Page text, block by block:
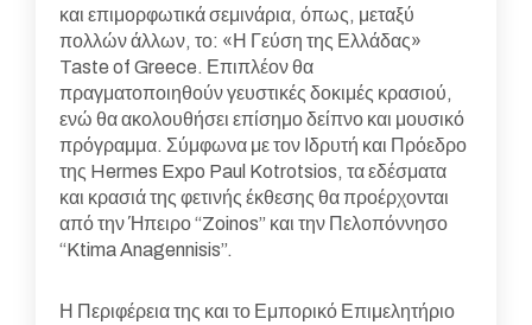
και επιμορφωτικά σεμινάρια, όπως, μεταξύ
πολλών άλλων, το: «Η Γεύση της Ελλάδας»
Taste of Greece. Επιπλέον θα
πραγματοποιηθούν γευστικές δοκιμές κρασιού,
ενώ θα ακολουθήσει επίσημο δείπνο και μουσικό
πρόγραμμα. Σύμφωνα με τον Ιδρυτή και Πρόεδρο
της Hermes Expo Paul Kotrotsios, τα εδέσματα
και κρασιά της φετινής έκθεσης θα προέρχονται
από την Ήπειρο “Zoinos” και την Πελοπόννησο
“Ktima Anagennisis”.
Η Περιφέρεια της και το Εμπορικό Επιμελητήριο